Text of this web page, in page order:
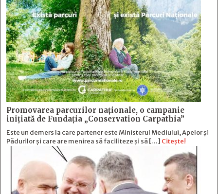
Promovarea parcurilor naționale, o campanie
inițiată de Fundația „Conservation Carpathia”
Este un demers la care partener este Ministerul Mediului, Apelor și
Pădurilor și care are menirea să faciliteze și să […] Citește!